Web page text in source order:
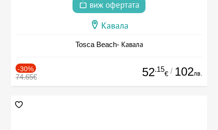
виж офертата
Кавала
Tosca Beach- Кавала
-30%
74.65€ 52.15
€ / 102лв.